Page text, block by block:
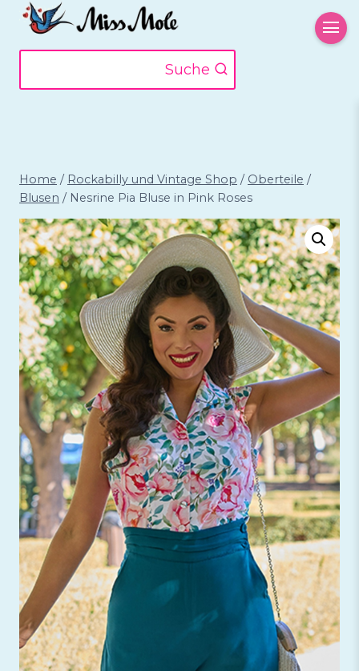
Zum
Inhalt
springen
Suche
Home / Rockabilly und Vintage Shop / Oberteile /
Blusen / Nesrine Pia Bluse in Pink Roses